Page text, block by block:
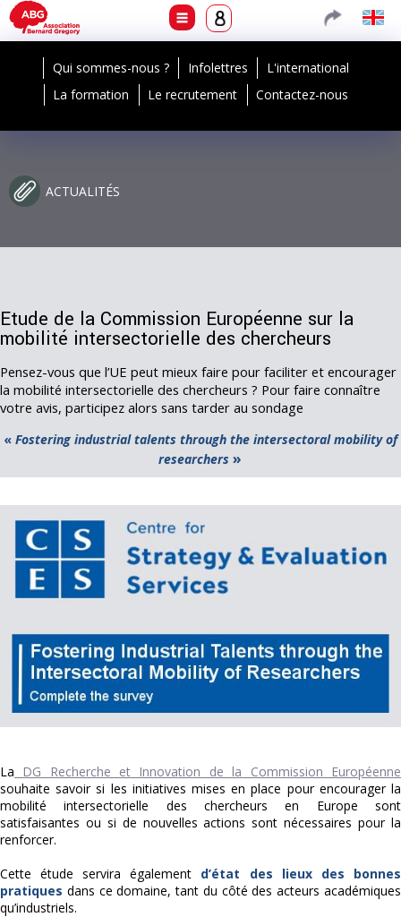
Qui sommes-nous ? Infolettres
L'international
La formation
Le recrutement Contactez-nous
ACTUALITÉS
Etude de la Commission Européenne sur la
mobilité intersectorielle des chercheurs
Pensez-vous que l’UE peut mieux faire pour faciliter et encourager
la mobilité intersectorielle des chercheurs ? Pour faire connaître
votre avis, participez alors sans tarder au sondage
« Fostering industrial talents through the intersectoral mobility of
researchers »
La DG Recherche et Innovation de la Commission Européenne
souhaite savoir si les initiatives mises en place pour encourager la
mobilité intersectorielle des chercheurs en Europe sont
satisfaisantes ou si de nouvelles actions sont nécessaires pour la
renforcer.
Cette étude servira également d’état des lieux des bonnes
pratiques dans ce domaine, tant du côté des acteurs académiques
qu’industriels.